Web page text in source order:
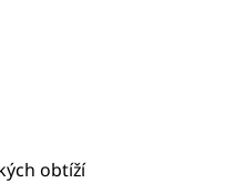
obtíží